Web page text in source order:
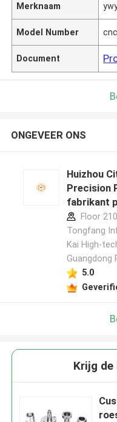
Merknaam
Model Number
Document
ONGEVEER ONS
Huizhou
Precision
fabrikant
Floor
Tongfang
Kai High-
Guangdong
5.0
Krijg